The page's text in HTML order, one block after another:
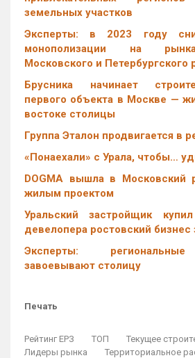
земельных участков
Эксперты: в 2023 году
монополизации на
Московского и Петербургского
Брусника начинает
первого объекта в Москве —
востоке столицы
Группа Эталон продвигается в
«Понаехали» с Урала, чтобы…
DOGMA вышла в Московский
жилым проектом
Уральский застройщик
девелопера ростовский бизнес
Эксперты:
завоевывают столицу
Печать
Рейтинг ЕРЗ ТОП
Текущее
Лидеры рынка
Территориальное